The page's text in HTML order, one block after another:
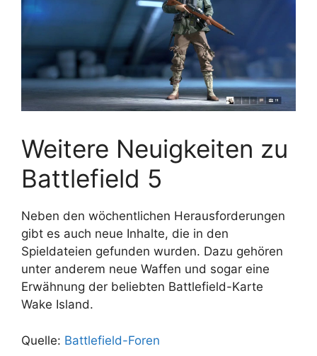
Weitere Neuigkeiten zu
Battlefield 5
Neben den wöchentlichen Herausforderungen
gibt es auch neue Inhalte, die in den
Spieldateien gefunden wurden. Dazu gehören
unter anderem neue Waffen und sogar eine
Erwähnung der beliebten Battlefield-Karte
Wake Island.
Quelle: Battlefield-Foren